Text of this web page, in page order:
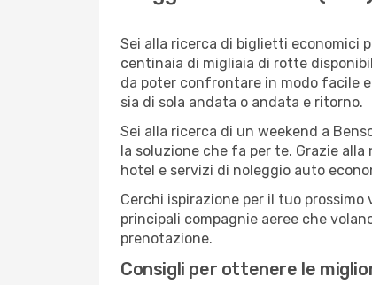
Sei alla ricerca di biglietti economici
centinaia di migliaia di rotte
da poter confrontare in modo facile
sia di sola andata o andata e ritorno.
Sei alla ricerca di un weekend a
la soluzione che fa per te. Grazie
hotel e servizi di noleggio auto
Cerchi ispirazione per il tuo
principali compagnie aeree che
prenotazione.
Consigli per ottenere le